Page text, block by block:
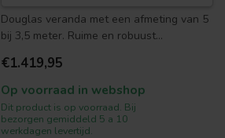
Douglas veranda met een afmeting van 5
bij 3,5 meter. Ruime en robuust...
€1.419,95
Op voorraad in webshop
Dit product is op voorraad. Bij
bezorgen gemiddeld 5 a 10
werkdagen levertijd.